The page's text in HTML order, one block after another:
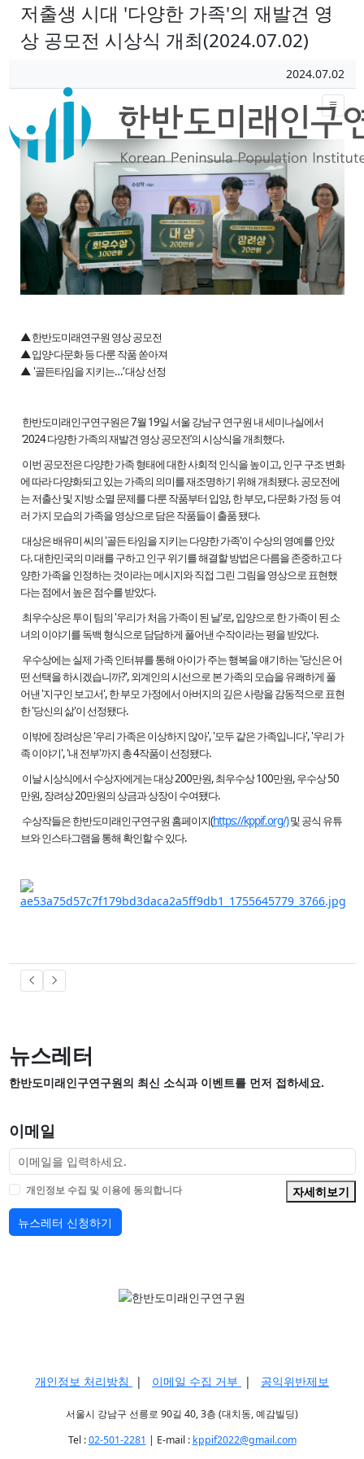
저출생 시대 '다양한 가족'의 재발견 영
상 공모전 시상식 개최(2024.07.02)
작성일
2024.07.02
본문
▲ 한반도미래연구원 영상 공모전
▲ 입양·다문화 등 다룬 작품 쏟아져
▲ '골든타임을 지키는…’ 대상 선정
한반도미래인구연구원은 7월 19일 서울 강남구 연구원 내 세미나실에서
‘2024 다양한 가족의 재발견 영상 공모전’의 시상식을 개최했다.
이번 공모전은 다양한 가족 형태에 대한 사회적 인식을 높이고, 인구 구조 변화
에 따라 다양화되고 있는 가족의 의미를 재조명하기 위해 개최됐다. 공모전에
는 저출산 및 지방 소멸 문제를 다룬 작품부터 입양, 한 부모, 다문화 가정 등 여
러 가지 모습의 가족을 영상으로 담은 작품들이 출품 됐다.
대상은 배유미 씨의 '골든 타임을 지키는 다양한 가족'이 수상의 영예를 안았
다. 대한민국의 미래를 구하고 인구 위기를 해결할 방법은 다름을 존중하고 다
양한 가족을 인정하는 것이라는 메시지와 직접 그린 그림을 영상으로 표현했
다는 점에서 높은 점수를 받았다.
최우수상은 투이 팀의 '우리가 처음 가족이 된 날'로, 입양으로 한 가족이 된 소
녀의 이야기를 독백 형식으로 담담하게 풀어낸 수작이라는 평을 받았다.
우수상에는 실제 가족 인터뷰를 통해 아이가 주는 행복을 얘기하는 '당신은 어
떤 선택을 하시겠습니까?', 외계인의 시선으로 본 가족의 모습을 유쾌하게 풀
어낸 '지구인 보고서', 한 부모 가정에서 아버지의 깊은 사랑을 감동적으로 표현
한 '당신의 삶'이 선정됐다.
이밖에 장려상은 '우리 가족은 이상하지 않아', '모두 같은 가족입니다', '우리 가
족 이야기', '내 전부'까지 총 4작품이 선정됐다.
이날 시상식에서 수상자에게는 대상 200만원, 최우수상 100만원, 우수상 50
만원, 장려상 20만원의 상금과 상장이 수여됐다.
수상작들은 한반도미래인구연구원 홈페이지(https://kppif.org/)및 공식 유튜
브와 인스타그램을 통해 확인할 수 있다.
뉴스레터
한반도미래인구연구원의 최신 소식과 이벤트를 먼저 접하세요.
이메일
개인정보 수집 및 이용에 동의합니다
자세히보기
뉴스레터 신청하기
개인정보 처리방침 | 이메일 수집 거부 | 공익위반제보
서울시 강남구 선릉로 90길 40, 3층 (대치동, 예감빌딩)
Tel :02-501-2281 | E-mail : kppif2022@gmail.com